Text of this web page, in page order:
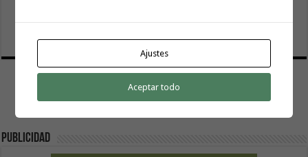
Publicidad
Ajustes
Aceptar todo